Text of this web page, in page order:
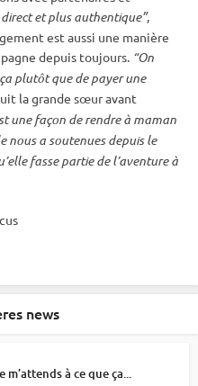
et plus authentique”,
est aussi une manière
depuis toujours. “On
plutôt que de payer une
la grande sœur avant
une façon de rendre à maman
nous a soutenues depuis le
fasse partie de l’aventure à
news
m’attends à ce que ça...